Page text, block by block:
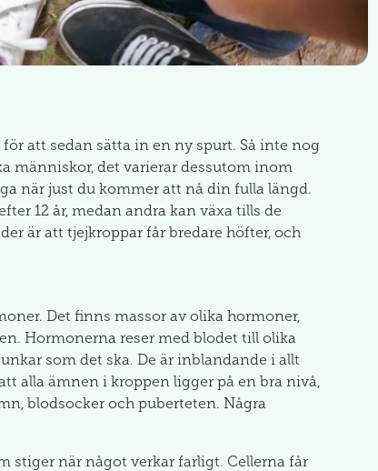
att sedan sätta in en ny spurt. Så inte nog
människor, det varierar dessutom inom
när just du kommer att nå din fulla längd.
12 år, medan andra kan växa tills de
är att tjejkroppar får bredare höfter, och
Det finns massor av olika hormoner,
Hormonerna reser med blodet till olika
som det ska. De är inblandande i allt
alla ämnen i kroppen ligger på en bra nivå,
blodsocker och puberteten. Några
stiger när något verkar farligt. Cellerna får